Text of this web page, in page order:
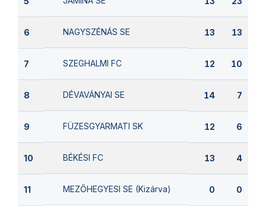
6 NAGYSZÉNÁS SE 13 13
7 SZEGHALMI FC 12 10
8 DÉVAVÁNYAI SE 14 7
9 FÜZESGYARMATI SK 12 6
10 BÉKÉSI FC 13 4
11 MEZŐHEGYESI SE (Kizárva) 0 0